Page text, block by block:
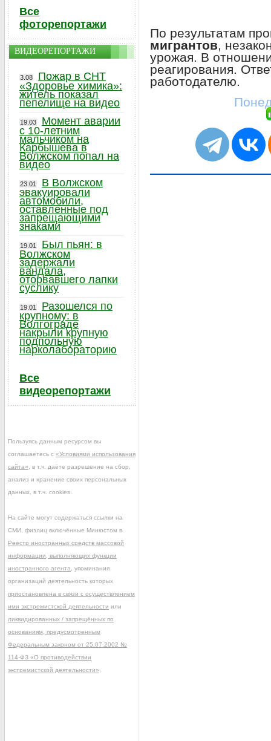
По результатам
мигрантов,
урожая. В
реагирования.
работодателю.
Все
фоторепортажи
ВИДЕОРЕПОРТАЖИ
3.08
Пожар в СНТ
«Здоровье химика»:
житель показал
пепелище на видео
19.03
Момент аварии
с 10-летним
мальчиком на
Карбышева в
Волжском попал на
видео
23.01
В Волжском
эвакуировали
автомобили,
оставленные под
запрещающими
знаками
19.01
Был пьян: в
Волжском
задержали
вандала,
оторвавшего лапки
суслику
19.01
Разошелся по
крупному: в
Волгограде
накрыли крупную
подпольную
нарколабораторию
Все
видеорепортажи
Пользуясь данным ресурсом вы
соглашаетесь с «Условиями использования
сайта» , в т.ч. даёте разрешение на сбор,
анализ и хранение своих персональных
данных, в т.ч. cookies.
На сайте могут содержаться ссылки на
СМИ, физлиц включённые Минюстом в
Реестр иностранных средств массовой
информации, выполняющих функции
иностранного агента , упоминания
организаций деятельность которых
приостановлена в связи с осуществлением
ими экстремистской деятельности или
ликвидированных / запрещённых по
основаниям, предусмотренным
Федеральным законом от 25.07.2002 №
114-ФЗ «О противодействии
экстремистской деятельности»